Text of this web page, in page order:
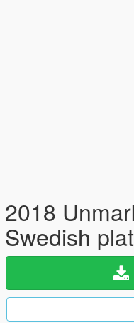
2018
Swedish